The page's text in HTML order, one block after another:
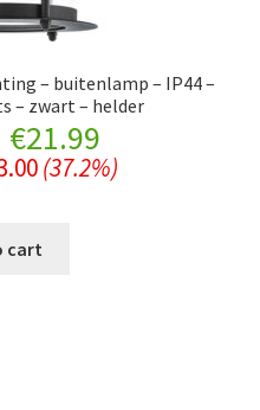
– buitenlamp – IP44 –
– zwart – helder
Original
€21.99Current
price
(37.2%)
cart